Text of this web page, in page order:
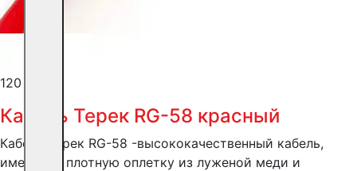
120 ₽
Кабель Терек RG-58 красный
Кабель Терек RG-58 -высококачественный кабель,
имеющий плотную оплетку из луженой меди и